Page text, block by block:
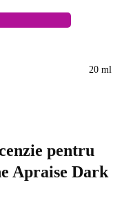
20 ml
pentru
Apraise Dark